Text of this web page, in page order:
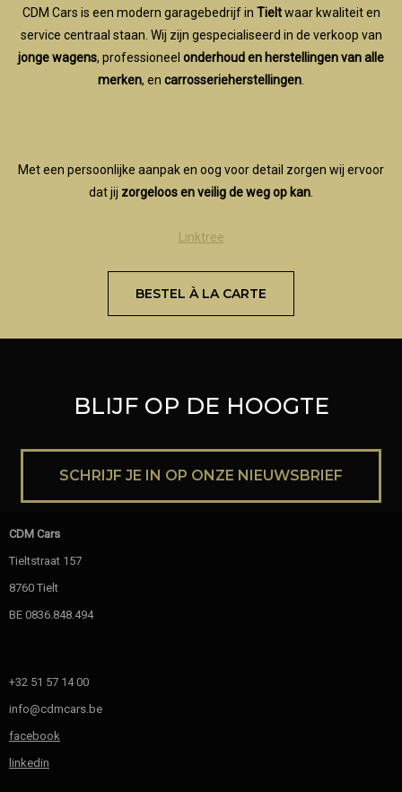
CDM Cars is een modern garagebedrijf in Tieltwaar kwaliteit en
service centraal staan. Wij zijn gespecialiseerd in de verkoop van
jonge wagens, professioneel onderhoud en herstellingen van alle
merken, en carrosserieherstellingen.
Met een persoonlijke aanpak en oog voor detail zorgen wij ervoor
dat jij zorgeloos en veilig de weg op kan.
Linktree
BESTEL À LA CARTE
BLIJF OP DE HOOGTE
SCHRIJF JE IN OP ONZE NIEUWSBRIEF
CDM Cars
Tieltstraat 157
8760 Tielt
BE 0836.848.494
+32 51 57 14 00
info@cdmcars.be
facebook
linkedin